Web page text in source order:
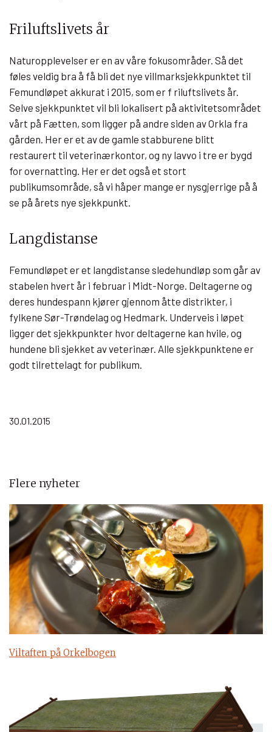
Friluftslivets år
Naturopplevelser er en av våre fokusområder. Så det
føles veldig bra å få bli det nye villmarksjekkpunktet til
Femundløpet akkurat i 2015, som er f riluftslivets år.
Selve sjekkpunktet vil bli lokalisert på aktivitetsområdet
vårt på Fætten, som ligger på andre siden av Orkla fra
gården. Her er et av de gamle stabburene blitt
restaurert til veterinærkontor, og ny lavvo i tre er bygd
for overnatting. Her er det også et stort
publikumsområde, så vi håper mange er nysgjerrige på å
se på årets nye sjekkpunkt.
Langdistanse
Femundløpet er et langdistanse sledehundløp som går av
stabelen hvert år i februar i Midt-Norge. Deltagerne og
deres hundespann kjører gjennom åtte distrikter, i
fylkene Sør-Trøndelag og Hedmark. Underveis i løpet
ligger det sjekkpunkter hvor deltagerne kan hvile, og
hundene bli sjekket av veterinær. Alle sjekkpunktene er
godt tilrettelagt for publikum.
30.01.2015
Flere nyheter
Viltaften på Orkelbogen